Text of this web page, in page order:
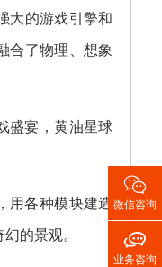
大的游戏引擎和
合了物理、想象
盛宴，黄油星球
用各种模块建造
的景观。

微信咨询

业务咨询